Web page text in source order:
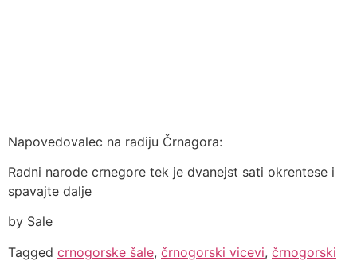
Napovedovalec na radiju Črnagora:
Radni narode crnegore tek je dvanejst sati okrentese i
spavajte dalje
by Sale
Tagged crnogorske šale, črnogorski vicevi, črnogorski